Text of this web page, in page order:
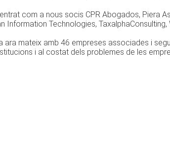
com a nous socis CPR Abogados, Piera
Information Technologies,
ara mateix amb 46 empreses associades i
i al costat dels problemes de les